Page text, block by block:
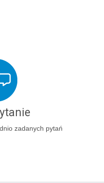
zadanych pytań